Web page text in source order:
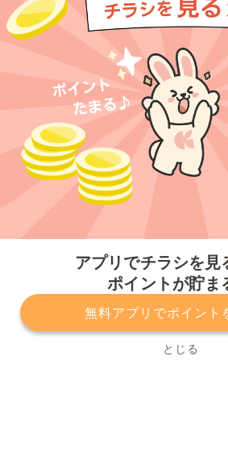
アプリでチラシを見
ポイントが貯ま
無料アプリでポイント
とじる
プライバシーポリシー 利用規約
サービスに関してのお問い合わせ